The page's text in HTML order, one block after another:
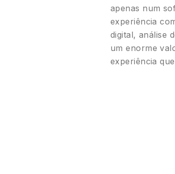
apenas num
experiência
digital, análise
um enorme
experiência